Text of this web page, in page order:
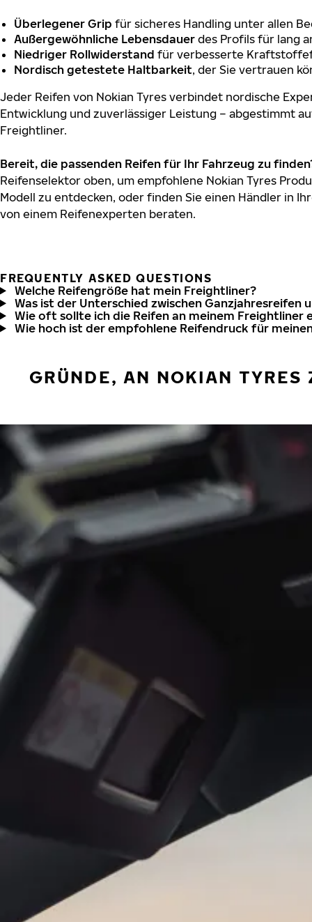
Überlegener Grip für sicheres Handling unter allen
Außergewöhnliche Lebensdauer des Profils für lang
Niedriger Rollwiderstand für verbesserte
Nordisch getestete Haltbarkeit, der Sie vertrauen
Jeder Reifen von Nokian Tyres verbindet nordische
Entwicklung und zuverlässiger Leistung – abgestimmt
Freightliner.
Bereit, die passenden Reifen für Ihr Fahrzeug zu
Reifenselektor oben, um empfohlene Nokian Tyres
Modell zu entdecken, oder finden Sie einen Händler in
von einem Reifenexperten beraten.
FREQUENTLY ASKED QUESTIONS
Welche Reifengröße hat mein Freightliner?
Was ist der Unterschied zwischen Ganzjahresreifen
Wie oft sollte ich die Reifen an meinem Freightliner
Wie hoch ist der empfohlene Reifendruck für
GRÜNDE, AN NOKIAN TYRES